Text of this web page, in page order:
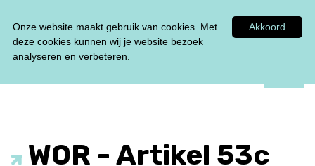
WOR - Artikel 53c
Akkoord
Onze website maakt gebruik van cookies. Met
deze cookies kunnen wij je website bezoek
analyseren en verbeteren.